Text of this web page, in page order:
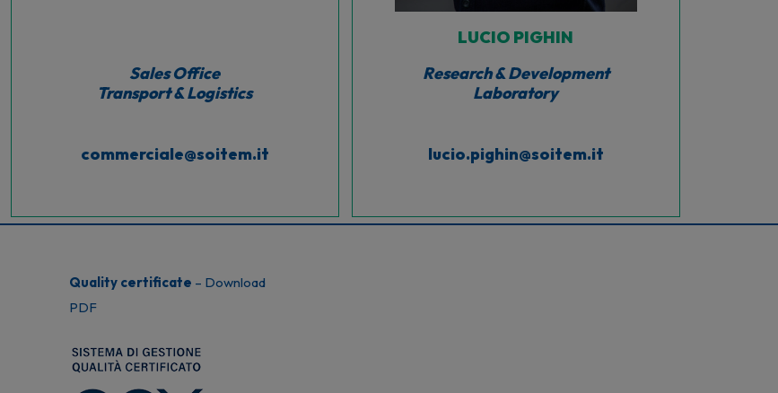
Sales Office
Transport & Logistics
commerciale@soitem.it
LUCIO PIGHIN
Research & Development
Laboratory
lucio.pighin@soitem.it
Quality certificate – Download
PDF